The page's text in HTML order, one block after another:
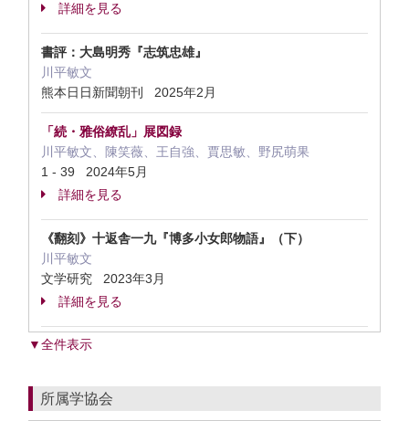
詳細を見る
書評：大島明秀『志筑忠雄』
川平敏文
熊本日日新聞朝刊 2025年2月
「続・雅俗繚乱」展図録
川平敏文、陳笑薇、王自強、賈思敏、野尻萌果
1 - 39 2024年5月
詳細を見る
《翻刻》十返舎一九『博多小女郎物語』（下）
川平敏文
文学研究 2023年3月
詳細を見る
▼全件表示
所属学協会